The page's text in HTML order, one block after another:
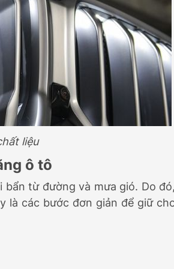
liệu
ô tô
từ đường và mưa gió. Do
là các bước đơn giản để giữ